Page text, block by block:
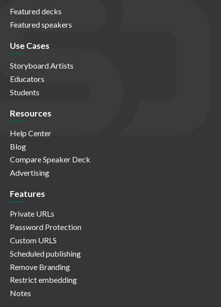
Featured decks
Featured speakers
Use Cases
Storyboard Artists
Educators
Students
Resources
Help Center
Blog
Compare Speaker Deck
Advertising
Features
Private URLs
Password Protection
Custom URLS
Scheduled publishing
Remove Branding
Restrict embedding
Notes